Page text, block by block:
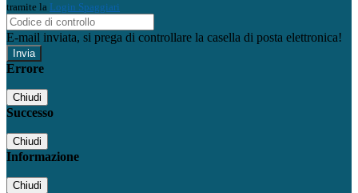
tramite la Login Spaggiari
E-mail inviata, si prega di controllare la casella di posta elettronica!
Errore
Chiudi
Successo
Chiudi
Informazione
Chiudi